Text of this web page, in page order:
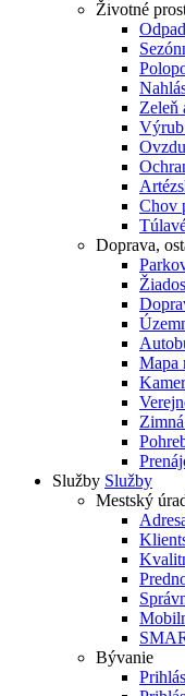
Životné
Zeleň
Chov
Doprava,
Mapa
Služby Služby
Mestský
Bývanie